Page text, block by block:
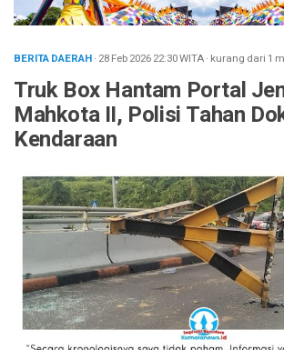
BERITA DAERAH· 28 Feb 202622:30WITA· kurang dari 1
Truk Box Hantam Portal
Mahkota II, Polisi Tahan
Kendaraan